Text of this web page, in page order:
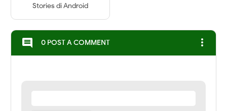
Stories di Android
comment 0 POST A COMMENT more_vert